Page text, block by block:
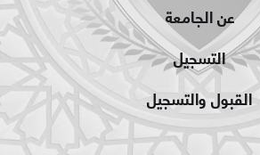
عن الجامعة
التسجيل
القبول والتسجيل